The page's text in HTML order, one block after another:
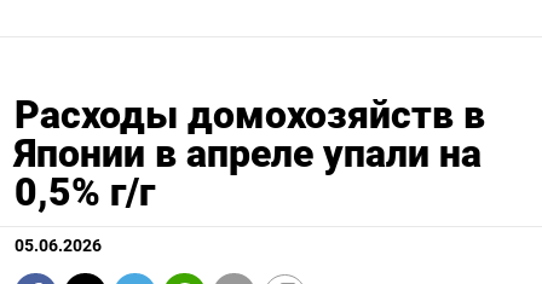
Расходы домохозяйств в
Японии в апреле упали на
0,5% г/г
05.06.2026